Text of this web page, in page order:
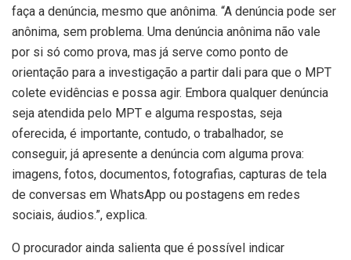
faça a denúncia, mesmo que anônima. “A denúncia pode ser
anônima, sem problema. Uma denúncia anônima não vale
por si só como prova, mas já serve como ponto de
orientação para a investigação a partir dali para que o MPT
colete evidências e possa agir. Embora qualquer denúncia
seja atendida pelo MPT e alguma respostas, seja
oferecida, é importante, contudo, o trabalhador, se
conseguir, já apresente a denúncia com alguma prova:
imagens, fotos, documentos, fotografias, capturas de tela
de conversas em WhatsApp ou postagens em redes
sociais, áudios.”, explica.
O procurador ainda salienta que é possível indicar